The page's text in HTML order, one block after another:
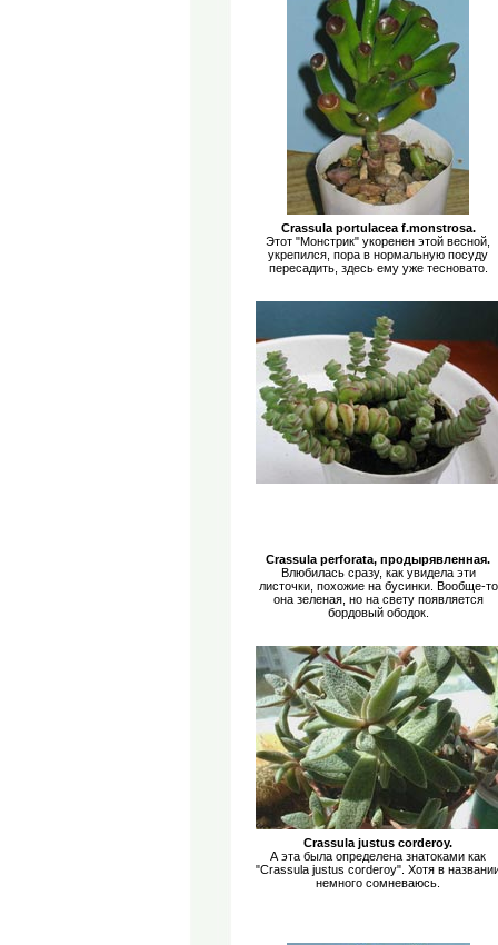
Crassula portulacea f.monstrosa.
Этот "Монстрик" укоренен этой весной,
укрепился, пора в нормальную посуду
пересадить, здесь ему уже тесновато.
Crassula perforata, продырявленная.
Влюбилась сразу, как увидела эти
листочки, похожие на бусинки. Вообще-то
она зеленая, но на свету появляется
бордовый ободок.
Сrassula justus corderoy.
А эта была определена знатоками как
"Сrassula justus corderoy". Хотя в
немного сомневаюсь.